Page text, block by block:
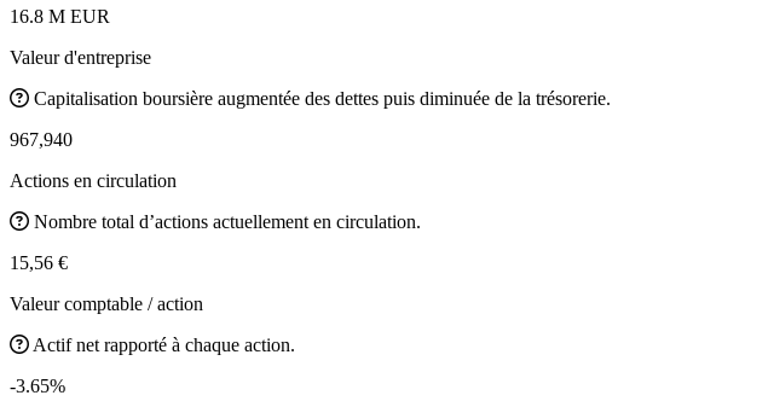
16.8 M EUR
Valeur d'entreprise
Capitalisation boursière augmentée des dettes puis diminuée de la trésorerie.
967,940
Actions en circulation
Nombre total d’actions actuellement en circulation.
15,56 €
Valeur comptable / action
Actif net rapporté à chaque action.
-3.65%